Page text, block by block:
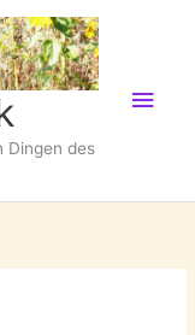
Dingen des